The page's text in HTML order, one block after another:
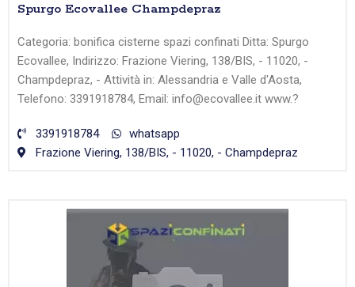
Spurgo Ecovallee Champdepraz
Categoria: bonifica cisterne spazi confinati Ditta: Spurgo
Ecovallee, Indirizzo: Frazione Viering, 138/BIS, - 11020, -
Champdepraz, - Attività in: Alessandria e Valle d'Aosta,
Telefono: 3391918784, Email: info@ecovallee.it www.?
3391918784
whatsapp
Frazione Viering, 138/BIS, - 11020, - Champdepraz